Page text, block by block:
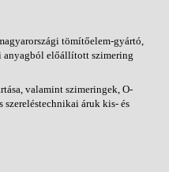
tömítőelem-gyártó,
anyagból előállított szimering
valamint szimeringek, O-
áruk kis- és